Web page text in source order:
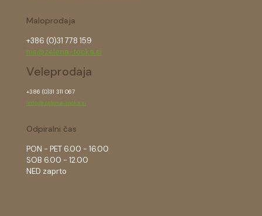
Maloprodaja
+386 (0)31 778 159
ms@zelena-tocka.si
Veleprodaja
+386 (0)31 311 067
info@zelena-tocka.si
Odpiralni čas
PON - PET 6.00 - 16.00
SOB 6.00 - 12.00
NED zaprto